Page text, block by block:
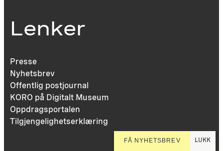
Lenker
Presse
Nyhetsbrev
Offentlig postjournal
KORO på Digitalt Museum
Oppdragsportalen
Tilgjengelighetserklæring
FÅ NYHETSBREV LUKK